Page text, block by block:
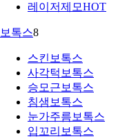
레이저제모HOT
보톡스8
스킨보톡스
사각턱보톡스
승모근보톡스
침샘보톡스
눈가주름보톡스
입꼬리보톡스